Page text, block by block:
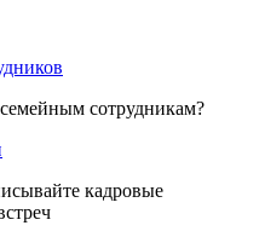
сотрудникам?
кадровые